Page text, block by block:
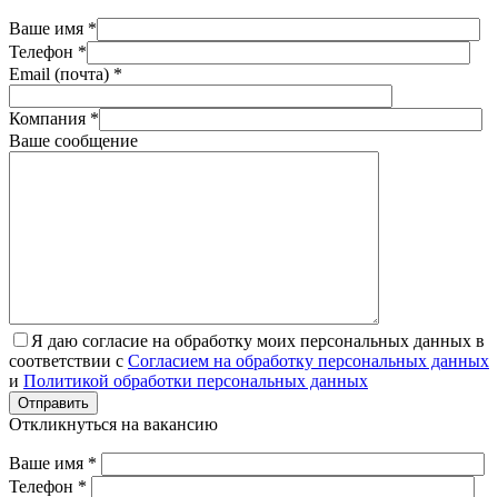
Ваше имя *
Телефон *
Email (почта) *
Компания *
Ваше сообщение
Я даю согласие на обработку моих персональных данных в
соответствии с Согласием на обработку персональных данных
и Политикой обработки персональных данных
Отправить
Откликнуться на вакансию
Ваше имя *
Телефон *